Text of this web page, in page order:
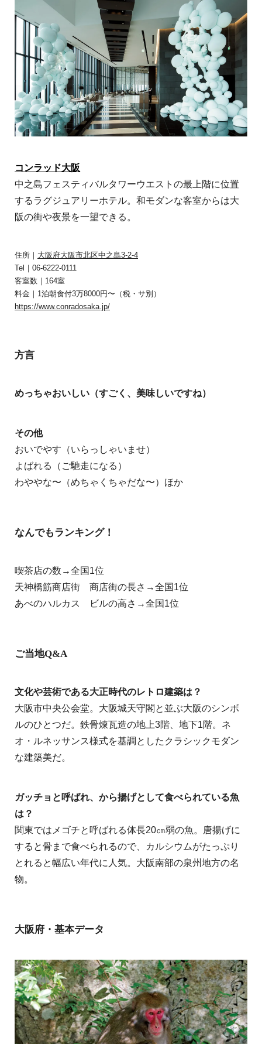
コンラッド大阪
中之島フェスティバルタワーウエストの最上階に位置
するラグジュアリーホテル。和モダンな客室からは大
阪の街や夜景を一望できる。
住所｜ 大阪府大阪市北区中之島3-2-4
Tel｜06-6222-0111
客室数｜164室
料金｜1泊朝食付3万8000円〜（税・サ別）
https://www.conradosaka.jp/
方言
めっちゃおいしい（すごく、美味しいですね）
その他
おいでやす（いらっしゃいませ）
よばれる（ご馳走になる）
わややな〜（めちゃくちゃだな〜）ほか
なんでもランキング！
喫茶店の数→全国1位
天神橋筋商店街 商店街の長さ→全国1位
あべのハルカス ビルの高さ→全国1位
ご当地Q&A
文化や芸術である大正時代のレトロ建築は？
大阪市中央公会堂。大阪城天守閣と並ぶ大阪のシンボ
ルのひとつだ。鉄骨煉瓦造の地上3階、地下1階。ネ
オ・ルネッサンス様式を基調としたクラシックモダン
な建築美だ。
ガッチョと呼ばれ、から揚げとして食べられている魚
は？
関東ではメゴチと呼ばれる体長20㎝弱の魚。唐揚げに
すると骨まで食べられるので、カルシウムがたっぷり
とれると幅広い年代に人気。大阪南部の泉州地方の名
物。
大阪府・基本データ